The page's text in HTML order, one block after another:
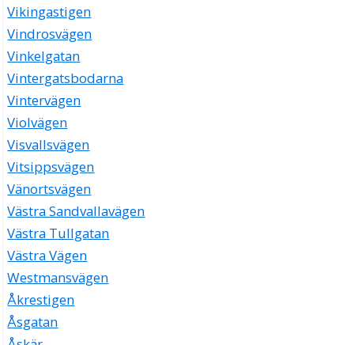
Vikingastigen
Vindrosvägen
Vinkelgatan
Vintergatsbodarna
Vintervägen
Violvägen
Visvallsvägen
Vitsippsvägen
Vänortsvägen
Västra Sandvallavägen
Västra Tullgatan
Västra Vägen
Westmansvägen
Åkrestigen
Åsgatan